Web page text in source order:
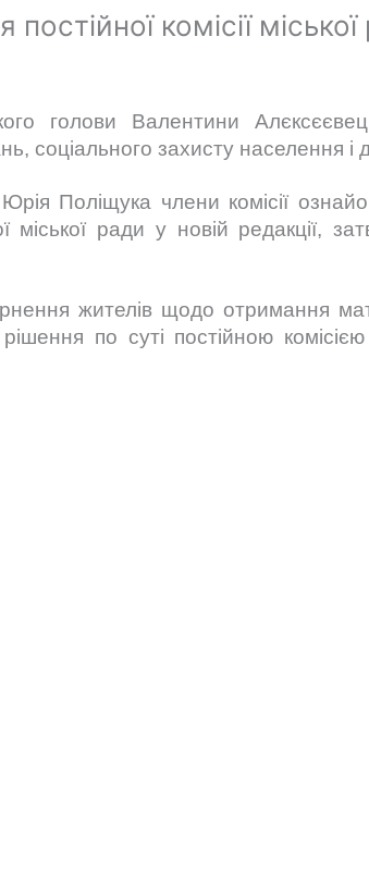
комісії
голови Валентини
соціального захисту населення і
Поліщука члени комісії
міської ради у новій редакції,
жителів щодо отримання
по суті постійною